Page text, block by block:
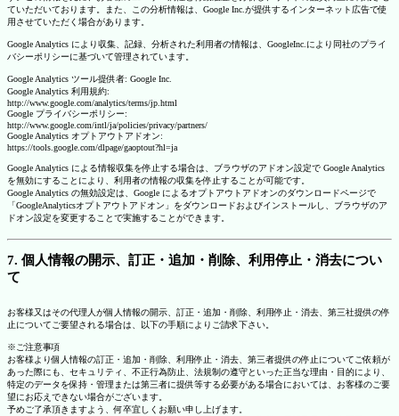
ていただいております。また、この分析情報は、Google Inc.が提供するインターネット広告で使
用させていただく場合があります。
Google Analytics により収集、記録、分析された利用者の情報は、GoogleInc.により同社のプライ
バシーポリシーに基づいて管理されています。
Google Analytics ツール提供者: Google Inc.
Google Analytics 利用規約:
http://www.google.com/analytics/terms/jp.html
Google プライバシーポリシー:
http://www.google.com/intl/ja/policies/privacy/partners/
Google Analytics オプトアウトアドオン:
https://tools.google.com/dlpage/gaoptout?hl=ja
Google Analytics による情報収集を停止する場合は、ブラウザのアドオン設定で Google Analytics
を無効にすることにより、利用者の情報の収集を停止することが可能です。
Google Analytics の無効設定は、Google によるオプトアウトアドオンのダウンロードページで
「GoogleAnalyticsオプトアウトアドオン」をダウンロードおよびインストールし、ブラウザのア
ドオン設定を変更することで実施することができます。
7. 個人情報の開示、訂正・追加・削除、利用停止・消去につい
て
お客様又はその代理人が個人情報の開示、訂正・追加・削除、利用停止・消去、第三社提供の停
止についてご要望される場合は、以下の手順によりご請求下さい。
※ご注意事項
お客様より個人情報の訂正・追加・削除、利用停止・消去、第三者提供の停止についてご依頼が
あった際にも、セキュリティ、不正行為防止、法規制の遵守といった正当な理由・目的により、
特定のデータを保持・管理または第三者に提供等する必要がある場合においては、お客様のご要
望にお応えできない場合がございます。
予めご了承頂きますよう、何卒宜しくお願い申し上げます。